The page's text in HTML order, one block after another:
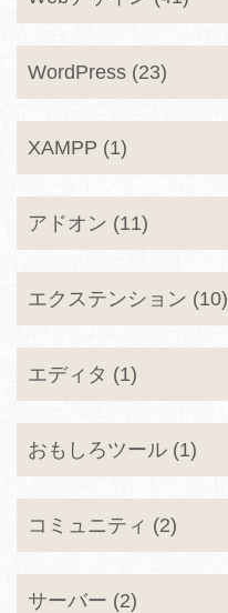
WordPress (23)
XAMPP (1)
アドオン (11)
エクステンション (10)
エディタ (1)
おもしろツール (1)
コミュニティ (2)
サーバー (2)